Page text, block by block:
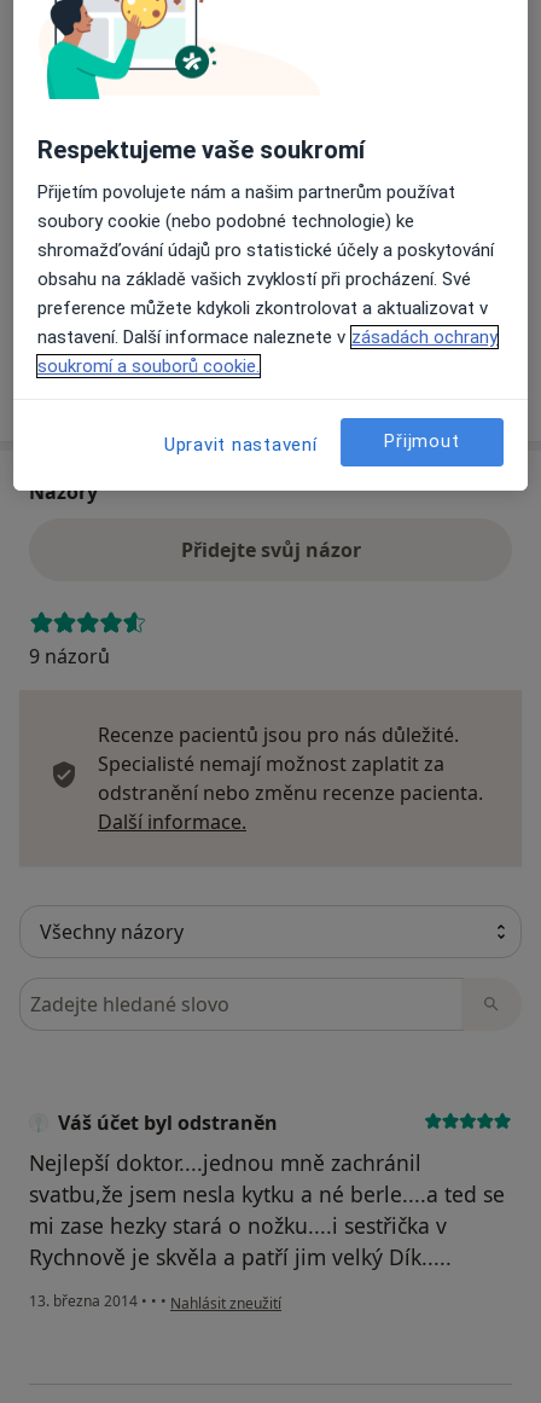
Čechova 494, Rychnov u Jablonce nad Nisou
Dostupnost
Na této adrese online kalendář není aktivní
Co mám v takové situaci udělat?
Způsoby platby (soukromé návštěvy)
Na teto adrese lékař přijímá pacienty na pojišťovnu
Detaily
Názory
Přidejte svůj názor
9 názorů
Recenze pacientů jsou pro nás důležité.
Specialisté nemají možnost zaplatit za
odstranění nebo změnu recenze pacienta.
Další informace.
Hledejte v názorech
Váš účet byl odstraněn
Nejlepší doktor....jednou mně zachránil
svatbu,že jsem nesla kytku a né berle....a ted se
mi zase hezky stará o nožku....i sestřička v
Rychnově je skvěla a patří jim velký Dík.....
13. března 2014 • • • podle názoru uživatele Váš účet byl odstraněn
Nahlásit zneužití
Respektujeme vaše soukromí
Přijetím povolujete nám a našim partnerům používat
soubory cookie (nebo podobné technologie) ke
shromažďování údajů pro statistické účely a poskytování
obsahu na základě vašich zvyklostí při procházení. Své
preference můžete kdykoli zkontrolovat a aktualizovat v
nastavení. Další informace naleznete v zásadách ochrany
soukromí a souborů cookie.
Upravit nastavení Přijmout